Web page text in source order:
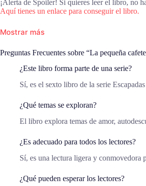
¡Alerta de Spoiler! Si quieres leer el libro, no
Aquí tienes un enlace para conseguir el libro.
Mostrar más
Preguntas Frecuentes sobre “La pequeña
¿Este libro forma parte de una serie?
Sí, es el sexto libro de la serie
¿Qué temas se exploran?
El libro explora temas de amor,
¿Es adecuado para todos los lectores?
Sí, es una lectura ligera y conmovedora
¿Qué pueden esperar los lectores?